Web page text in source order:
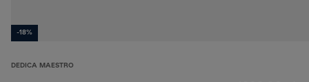
-18%
DEDICA MAESTRO